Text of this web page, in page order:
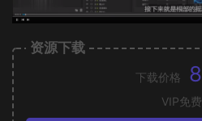
资源下载
下载价格 8
VIP免费